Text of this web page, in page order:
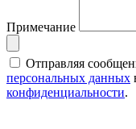
Примечание
Отправляя
персональных данных
конфиденциальности.